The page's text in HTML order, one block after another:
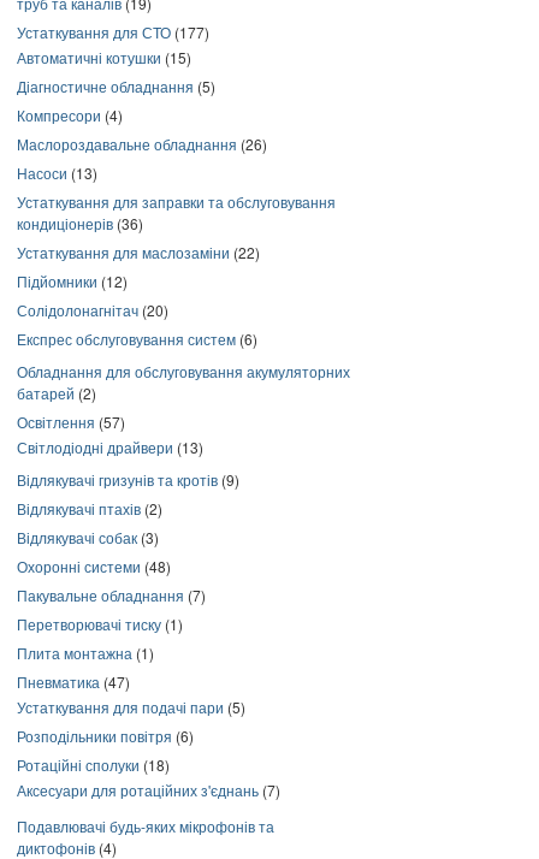
Устаткування для СТО (177)
Автоматичні котушки (15)
Діагностичне обладнання (5)
Компресори (4)
Маслороздавальне обладнання (26)
Насоси (13)
Устаткування для заправки та обслуговування
кондиціонерів (36)
Устаткування для маслозаміни (22)
Підйомники (12)
Солідолонагнітач (20)
Експрес обслуговування систем (6)
Обладнання для обслуговування акумуляторних
батарей (2)
Освітлення (57)
Світлодіодні драйвери (13)
Відлякувачі гризунів та кротів (9)
Відлякувачі птахів (2)
Відлякувачі собак (3)
Охоронні системи (48)
Пакувальне обладнання (7)
Перетворювачі тиску (1)
Плита монтажна (1)
Пневматика (47)
Устаткування для подачі пари (5)
Розподільники повітря (6)
Ротаційні сполуки (18)
Аксесуари для ротаційних з'єднань (7)
Подавлювачі будь-яких мікрофонів та
диктофонів (4)